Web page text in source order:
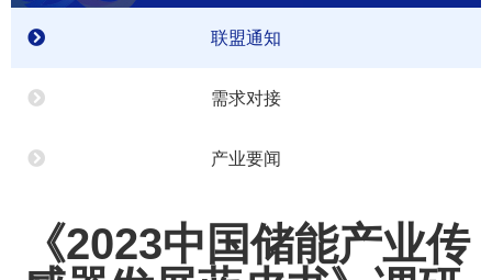
联盟通知
需求对接
产业要闻
《2023中国储能产业传